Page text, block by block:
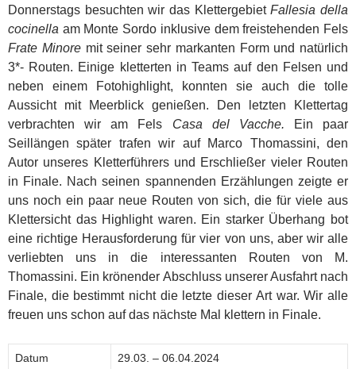
Donnerstags besuchten wir das KlettergebietFallesia della
cocinella am Monte Sordo inklusive dem freistehenden Fels
Frate Minoremit seiner sehr markanten Form und natürlich
3*- Routen. Einige kletterten in Teams auf den Felsen und
neben einem Fotohighlight, konnten sie auch die tolle
Aussicht mit Meerblick genießen. Den letzten Klettertag
verbrachten wir am Fels Casa del Vacche. Ein paar
Seillängen später trafen wir auf Marco Thomassini, den
Autor unseres Kletterführers und Erschließer vieler Routen
in Finale. Nach seinen spannenden Erzählungen zeigte er
uns noch ein paar neue Routen von sich, die für viele aus
Klettersicht das Highlight waren. Ein starker Überhang bot
eine richtige Herausforderung für vier von uns, aber wir alle
verliebten uns in die interessanten Routen von M.
Thomassini. Ein krönender Abschluss unserer Ausfahrt nach
Finale, die bestimmt nicht die letzte dieser Art war. Wir alle
freuen uns schon auf das nächste Mal klettern in Finale.
Datum 29.03. – 06.04.2024